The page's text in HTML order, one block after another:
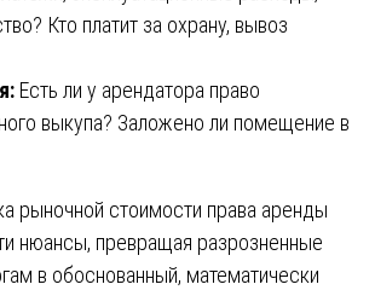
Кто платит за охрану, вывоз
Есть ли у арендатора право
выкупа? Заложено ли помещение в
рыночной стоимости права аренды
нюансы, превращая разрозненные
в обоснованный, математически